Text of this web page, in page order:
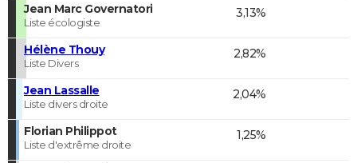
Jean Marc Governatori
Liste écologiste
3,13%
Hélène Thouy
Liste Divers
2,82%
Jean Lassalle
Liste divers droite
2,04%
Florian Philippot
Liste d'extrême droite
1,25%